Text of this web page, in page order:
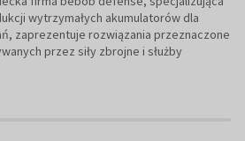
wytrzymałych akumulatorów dla
zaprezentuje rozwiązania przeznaczone
przez siły zbrojne i służby